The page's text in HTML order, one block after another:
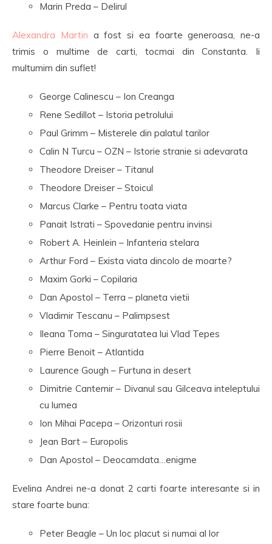
Marin Preda – Delirul
Alexandra Martin a fost si ea foarte generoasa, ne-a
trimis o multime de carti, tocmai din Constanta. Ii
multumim din suflet!
George Calinescu – Ion Creanga
Rene Sedillot – Istoria petrolului
Paul Grimm – Misterele din palatul tarilor
Calin N Turcu – OZN – Istorie stranie si adevarata
Theodore Dreiser – Titanul
Theodore Dreiser – Stoicul
Marcus Clarke – Pentru toata viata
Panait Istrati – Spovedanie pentru invinsi
Robert A. Heinlein – Infanteria stelara
Arthur Ford – Exista viata dincolo de moarte?
Maxim Gorki – Copilaria
Dan Apostol – Terra – planeta vietii
Vladimir Tescanu – Palimpsest
Ileana Toma – Singuratatea lui Vlad Tepes
Pierre Benoit – Atlantida
Laurence Gough – Furtuna in desert
Dimitrie Cantemir – Divanul sau Gilceava inteleptului
cu lumea
Ion Mihai Pacepa – Orizonturi rosii
Jean Bart – Europolis
Dan Apostol – Deocamdata…enigme
Evelina Andrei ne-a donat 2 carti foarte interesante si in
stare foarte buna:
Peter Beagle – Un loc placut si numai al lor